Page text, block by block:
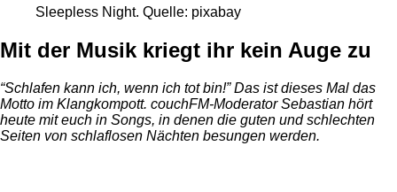
Sleepless Night. Quelle: pixabay
Mit der Musik kriegt ihr kein Auge zu
“Schlafen kann ich, wenn ich tot bin!” Das ist dieses Mal das
Motto im Klangkompott. couchFM-Moderator Sebastian hört
heute mit euch in Songs, in denen die guten und schlechten
Seiten von schlaflosen Nächten besungen werden.